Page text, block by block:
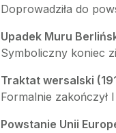
Doprowadziła do
Upadek Muru
Symboliczny koniec
Traktat wersalski
Formalnie
Powstanie Unii